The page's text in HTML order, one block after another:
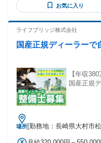
お気に入り
ライフブリッジ株式会社
国産正規ディーラーで
【年収
国産正規
場所[勤務地：長崎県大村市